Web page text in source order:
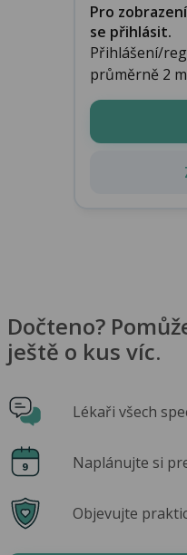
Pro
se přihlásit.
Přihlášení/
průměrně 2
Dočteno?
ještě o kus víc.
Lékaři všech
Naplánujte si
Objevujte